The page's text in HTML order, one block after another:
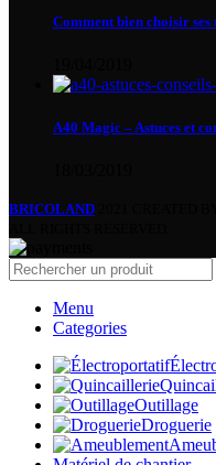
Comment bien choisir ses
A40 Magic – Astuces et
BRICOLAND
Menu
Categories
Outillage
Droguerie